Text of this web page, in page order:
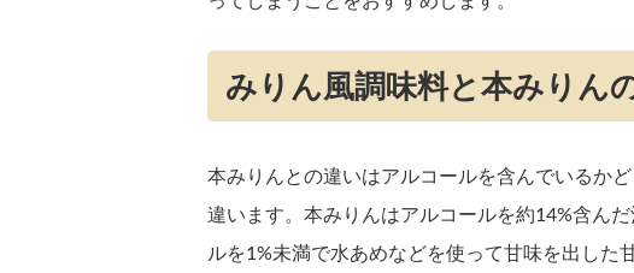
みりん風調味料と本みりん
本みりんとの違いはアルコールを含んでいるか
違います。本みりんはアルコールを約14%含ん
ルを1%未満で水あめなどを使って甘味を出した